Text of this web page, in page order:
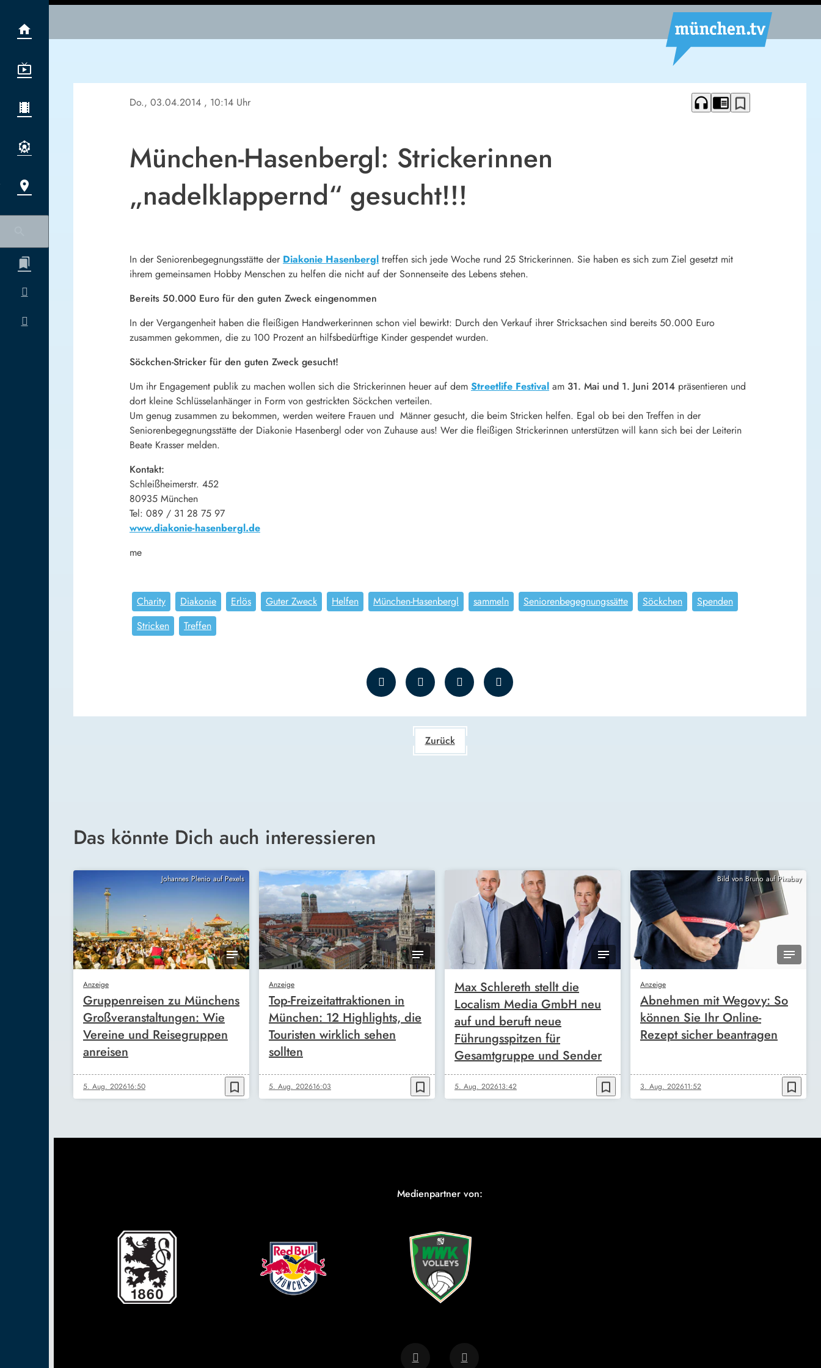
Do., 03.04.2014 , 10:14 Uhr headphones chrome_reader_mode bookmark_border
München-Hasenbergl: Strickerinnen
„nadelklappernd“ gesucht!!!
In der Seniorenbegegnungsstätte der Diakonie Hasenbergl treffen sich jede Woche rund 25 Strickerinnen. Sie haben es sich zum Ziel gesetzt mit
ihrem gemeinsamen Hobby Menschen zu helfen die nicht auf der Sonnenseite des Lebens stehen.
Bereits 50.000 Euro für den guten Zweck eingenommen
In der Vergangenheit haben die fleißigen Handwerkerinnen schon viel bewirkt: Durch den Verkauf ihrer Stricksachen sind bereits 50.000 Euro
zusammen gekommen, die zu 100 Prozent an hilfsbedürftige Kinder gespendet wurden.
Söckchen-Stricker für den guten Zweck gesucht!
Um ihr Engagement publik zu machen wollen sich die Strickerinnen heuer auf dem Streetlife Festival am 31. Mai und 1. Juni 2014 präsentieren und
dort kleine Schlüsselanhänger in Form von gestrickten Söckchen verteilen.
Um genug zusammen zu bekommen, werden weitere Frauen und Männer gesucht, die beim Stricken helfen. Egal ob bei den Treffen in der
Seniorenbegegnungsstätte der Diakonie Hasenbergl oder von Zuhause aus! Wer die fleißigen Strickerinnen unterstützen will kann sich bei der Leiterin
Beate Krasser melden.
Kontakt:
Schleißheimerstr. 452
80935 München
Tel: 089 / 31 28 75 97
www.diakonie-hasenbergl.de
me
Charity Diakonie Erlös Guter Zweck Helfen München-Hasenbergl sammeln Seniorenbegegnungssätte Söckchen
Spenden
Stricken
Treffen
Zurück
Das könnte Dich auch interessieren
Johannes Plenio auf Pexels
Anzeige
Gruppenreisen zu Münchens
Großveranstaltungen: Wie
Vereine und Reisegruppen
anreisen
5. Aug. 202616:50 bookmark_border
Anzeige
Top-Freizeitattraktionen in
München: 12 Highlights, die
Touristen wirklich sehen
sollten
5. Aug. 202616:03 bookmark_border
Max Schlereth stellt die
Localism Media GmbH neu
auf und beruft neue
Führungsspitzen für
Gesamtgruppe und Sender
5. Aug. 202613:42 bookmark_border
Bild von Bruno auf Pixabay
Anzeige
Abnehmen mit Wegovy: So
können Sie Ihr Online-
Rezept sicher beantragen
3. Aug. 202611:52 bookmark_border
Medienpartner von: